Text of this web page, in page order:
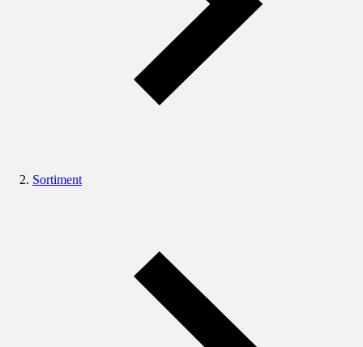
Sortiment